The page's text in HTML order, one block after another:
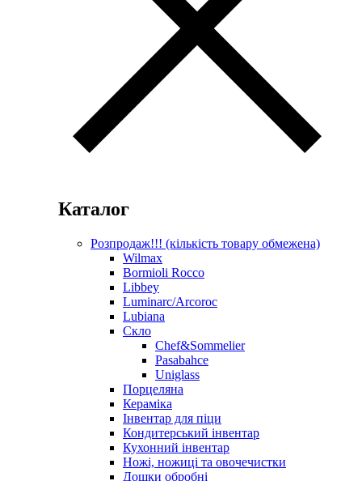
Каталог
Розпродаж!!! (кількість товару обмежена)
Wilmax
Bormioli Rocco
Libbey
Luminarc/Arcoroc
Lubiana
Скло
Chef&Sommelier
Pasabahce
Uniglass
Порцеляна
Кераміка
Інвентар для піци
Кондитерський інвентар
Кухонний інвентар
Ножі, ножиці та овочечистки
Дошки обробні